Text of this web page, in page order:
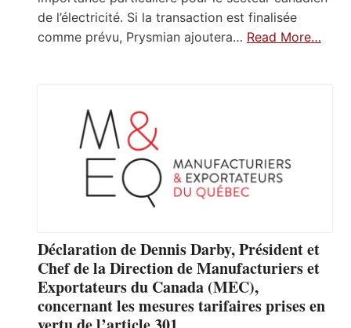
de l’électricité. Si la transaction est finalisée
comme prévu, Prysmian ajoutera… Read More…
Déclaration de Dennis Darby, Président et
Chef de la Direction de Manufacturiers et
Exportateurs du Canada (MEC),
concernant les mesures tarifaires prises en